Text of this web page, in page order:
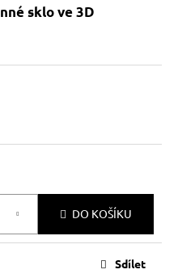
sklo ve 3D
DO KOŠÍKU
Sdílet